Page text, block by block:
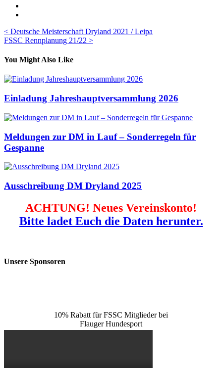
Beitragsnavigation
< Deutsche Meisterschaft Dryland 2021 / Leipa
FSSC Rennplanung 21/22 >
You Might Also Like
Einladung Jahreshauptversammlung 2026
Meldungen zur DM in Lauf – Sonderregeln für
Gespanne
Ausschreibung DM Dryland 2025
ACHTUNG! Neues Vereinskonto!
Bitte ladet Euch die Daten herunter.
Unsere Sponsoren
10% Rabatt für FSSC Mitglieder bei
Flauger Hundesport